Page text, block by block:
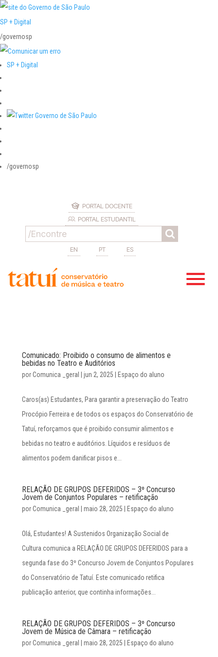
SP + Digital
/governosp
SP + Digital
/governosp
PORTAL DOCENTE
PORTAL ESTUDANTIL
EN PT ES
Comunicado: Proibido o consumo de alimentos e
bebidas no Teatro e Auditórios
porComunica _geral jun 2, 2025 Espaço do aluno
Caros(as) Estudantes, Para garantir a preservação do Teatro
Procópio Ferreira e de todos os espaços do Conservatório de
Tatuí, reforçamos que é proibido consumir alimentos e
bebidas no teatro e auditórios. Líquidos e resíduos de
alimentos podem danificar pisos e...
RELAÇÃO DE GRUPOS DEFERIDOS – 3º Concurso
Jovem de Conjuntos Populares – retificação
porComunica _geral maio 28, 2025 Espaço do aluno
Olá, Estudantes! A Sustenidos Organização Social de
Cultura comunica a RELAÇÃO DE GRUPOS DEFERIDOS para a
segunda fase do 3º Concurso Jovem de Conjuntos Populares
do Conservatório de Tatuí. Este comunicado retifica
publicação anterior, que continha informações...
RELAÇÃO DE GRUPOS DEFERIDOS – 3º Concurso
Jovem de Música de Câmara – retificação
porComunica _geral maio 28, 2025 Espaço do aluno